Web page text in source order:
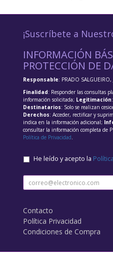
¡Suscríbete a
INFORMACIÓN
PROTECCIÓN DE
Responsable: PRADO SALGUEIRO,
Finalidad: Responder las consultas
información solicitada; Legitimación
Destinatarios: Solo se realizan
Derechos: Acceder, rectificar y
indica en la información adicional;
consultar la información completa de
Política de Privacidad.
He leído y acepto la
Contacto
Política Privacidad
Condiciones de Compra